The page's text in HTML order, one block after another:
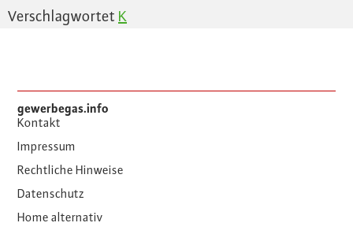
Verschlagwortet K
gewerbegas.info
Kontakt
Impressum
Rechtliche Hinweise
Datenschutz
Home alternativ